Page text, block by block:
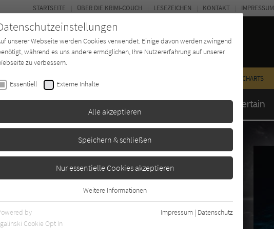
CHARTS
Buchtyp Autor*in Magazin Entertain
STARTSEITE ÜBER DIE KRIMI-COUCH LESEZEICHEN KONTAKT IMPRESSUM
(Eve Dallas 25)
unserer Webseite werden Cookies verwendet. Einige davon werden zwingend
während es uns andere ermöglichen, Ihre Nutzererfahrung auf unserer
zu verbessern.
Essentiell Externe Inhalte
Alle akzeptieren
Speichern & schließen
Nur essentielle Cookies akzeptieren
Essentielle Cookies werden für grundlegende Funktionen der Webseite
benötigt. Dadurch ist gewährleistet, dass die Webseite einwandfrei
Weitere Informationen
by
Cookie Opt In
Impressum | Datenschutz